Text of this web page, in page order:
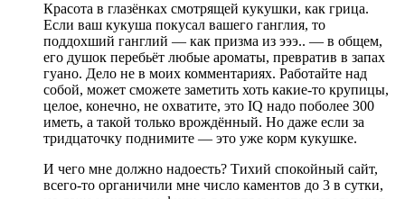
Красота в глазёнках смотрящей кукушки, как грица.
Если ваш кукуша покусал вашего ганглия, то
поддохший ганглий — как призма из эээ.. — в общем,
его душок перебьёт любые ароматы, превратив в запах
гуано. Дело не в моих комментариях. Работайте над
собой, может сможете заметить хоть какие-то крупицы,
целое, конечно, не охватите, это IQ надо поболее 300
иметь, а такой только врождённый. Но даже если за
тридцаточку поднимите — это уже корм кукушке.
И чего мне должно надоесть? Тихий спокойный сайт,
всего-то органичили мне число каментов до 3 в сутки,